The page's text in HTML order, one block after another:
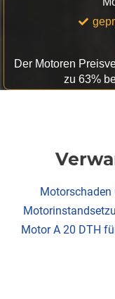
Der Motoren
zu 63%
Motorschaden
Motor A 20 DTH